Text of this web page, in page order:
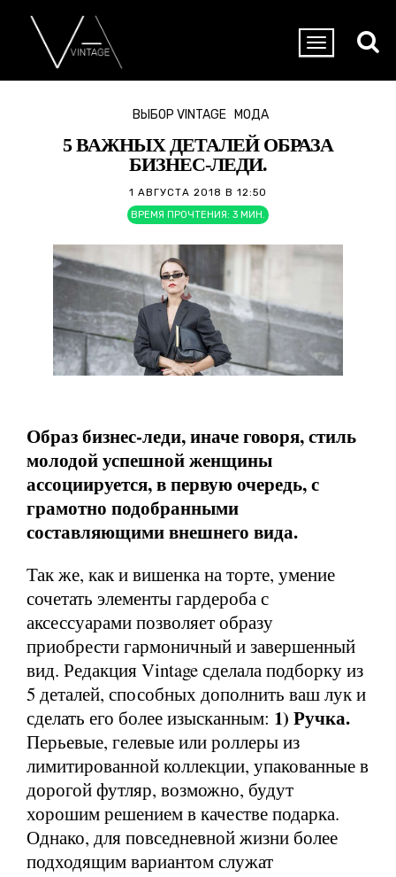
ВЫБОР VINTAGE МОДА
5 ВАЖНЫХ ДЕТАЛЕЙ ОБРАЗА
БИЗНЕС-ЛЕДИ.
1 АВГУСТА 2018 В 12:50
ВРЕМЯ ПРОЧТЕНИЯ: 3 МИН.
Образ бизнес-леди, иначе говоря, стиль
молодой успешной женщины
ассоциируется, в первую очередь, с
грамотно подобранными
составляющими внешнего вида.
Так же, как и вишенка на торте, умение
сочетать элементы гардероба с
аксессуарами позволяет образу
приобрести гармоничный и завершенный
вид. Редакция Vintage сделала подборку из
5 деталей, способных дополнить ваш лук и
сделать его более изысканным: 1) Ручка.
Перьевые, гелевые или роллеры из
лимитированной коллекции, упакованные в
дорогой футляр, возможно, будут
хорошим решением в качестве подарка.
Однако, для повседневной жизни более
подходящим вариантом служат